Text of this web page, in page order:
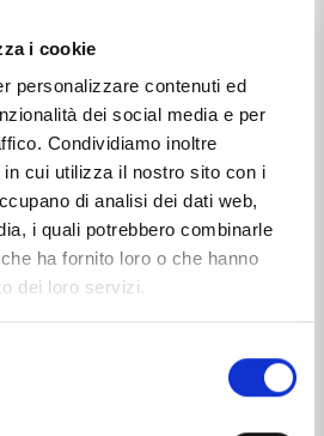
i cookie
personalizzare contenuti ed
dei social media e per
Condividiamo inoltre
cui utilizza il nostro sito con i
di analisi dei dati web,
i quali potrebbero combinarle
ha fornito loro o che hanno
dei loro servizi.